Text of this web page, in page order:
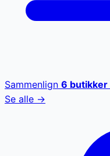
Sammenlign 6 butikker
Se alle →